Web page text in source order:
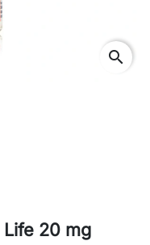
search
20 mg